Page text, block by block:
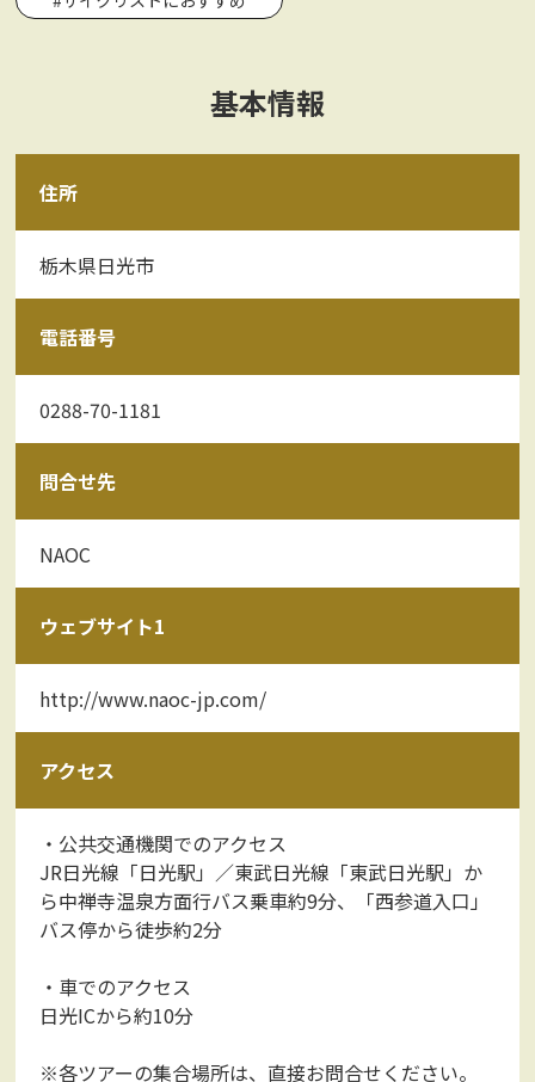
基本情報
住所
栃木県日光市
電話番号
0288-70-1181
問合せ先
NAOC
ウェブサイト1
http://www.naoc-jp.com/
アクセス
・公共交通機関でのアクセス
JR日光線「日光駅」／東武日光線「東武日光駅」か
ら中禅寺温泉方面行バス乗車約9分、「西参道入口」
バス停から徒歩約2分
・車でのアクセス
日光ICから約10分
※各ツアーの集合場所は、直接お問合せください。